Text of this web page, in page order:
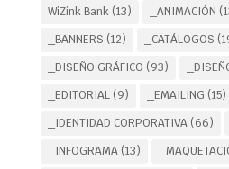
WiZink Bank(13) _ANIMACIÓN
_BANNERS (12) _CATÁLOGOS
_DISEÑO GRÁFICO (93)
_EDITORIAL(9) _EMAILING (15)
_IDENTIDAD CORPORATIVA(66)
_INFOGRAMA(13)